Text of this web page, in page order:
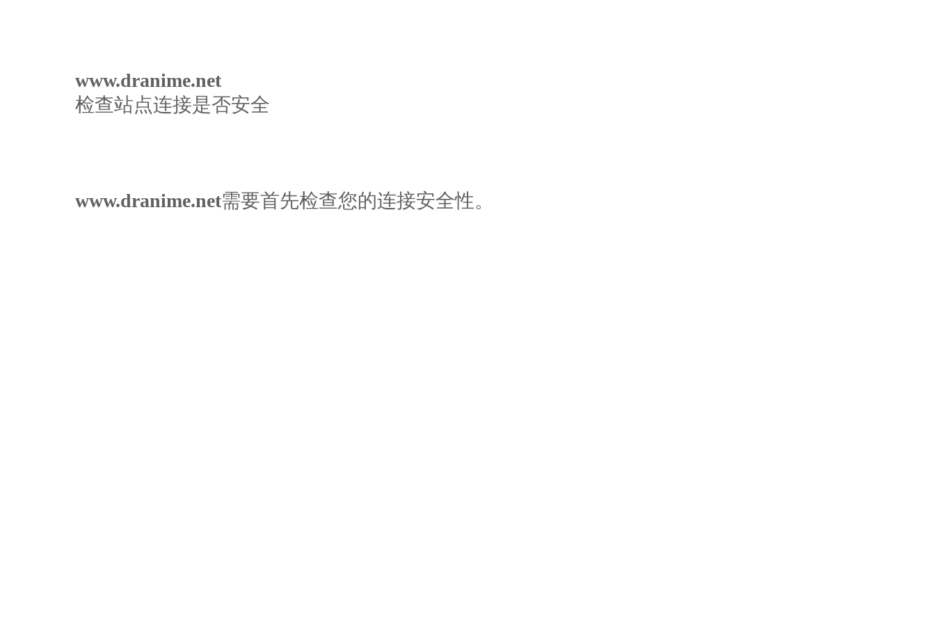
www.dranime.net
检查站点连接是否安全
www.dranime.net需要首先检查您的连接安全性。